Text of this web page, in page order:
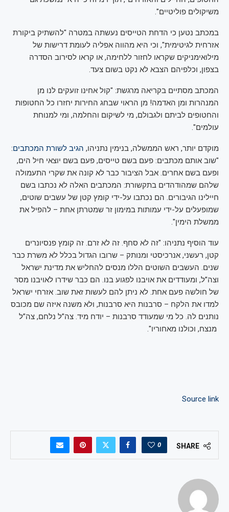
משיקולים פוליטיים".
במכתב נטען כי הדחת הטייסים נעשתה במטרה "להשתיק ביקורת
אזרחית לגיטימית", וכי היא מהווה אפליה לעומת דרישות של
מילואימניקים שקראו לחזור ללחימה, או קראו לסירוב הסדרה
בצפון, וכלפיהם הצבא לא נקט בשום צעד.
המכתב מסתיים בקריאה מרגשת: "קול אחינו זועקים לנו מן
המנהרות ומן האדמה! מן הראוי שבחג החירות יחזרו כל החטופות
והחטופים לביתם ולגבולם, מי לשיקום והחלמה, ומי למנוחת
עולמים".
מוקדם יותר, ראש הממשלה, בנימין נתניהו, הגיב לשורת המכתבים:
"שוב אותם מכתבים: פעם בשם טייסים, פעם בשם יוצאי חיל הים,
ופעם בשם אחרים. אבל הציבור כבר לא קונה את שקרי התעמולה
שלהם שמהודהדים בתקשורת: המכתבים האלה לא נכתבו בשם
חיילינו הגיבורים. הם נכתבו על-ידי קומץ קטן של עשבים שוטים,
שמופעלים על-ידי עמותות במימון זר שמטרתן אחת – להפיל את
ממשלת הימין".
עוד הוסיף נתניהו: "זה לא סחף. זה לא זרם. זה קומץ פנסיונרים
קטן, רעשני, אנרכיסטי ומנותק – שרובו הגדול בכלל לא משרת כבר
שנים. העשבים השוטים הללו מנסים להחליש את מדינת ישראל
וצה”ל, ומעודדים את אויבנו לפגוע בנו. הם כבר שידרו לאויבנו מסר
של חולשה פעם אחת. לא ניתן להם לעשות זאת שוב. אזרחי ישראל
למדו את הלקח – סרבנות היא סרבנות, ולא משנה איזה שם מכובס
נותנים לה. כל מי שמעודד סרבנות – יודח מיד. צה”ל נלחם, צה”ל
מנצח, וכולנו מאחוריו".
Source link
SHARE
0